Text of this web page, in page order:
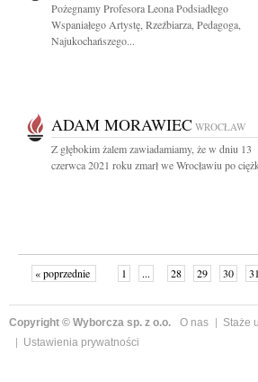
Pożegnamy Profesora Leona Podsiadłego
Wspaniałego Artystę, Rzeźbiarza, Pedagoga,
Najukochańszego...
ADAM MORAWIEC WROCŁAW
Z głębokim żalem zawiadamiamy, że w dniu 13
czerwca 2021 roku zmarł we Wrocławiu po
« poprzednie 1 ... 28 29 30 31
Copyright © Wyborcza sp. z o.o. O nas Staże
Ustawienia prywatności